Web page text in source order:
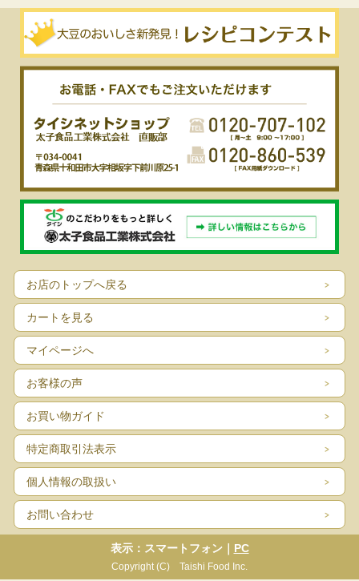
お店のトップへ戻る
カートを見る
マイページへ
お客様の声
お買い物ガイド
特定商取引法表示
個人情報の取扱い
お問い合わせ
表示：スマートフォン｜ PC
Copyright (C) Taishi Food Inc.